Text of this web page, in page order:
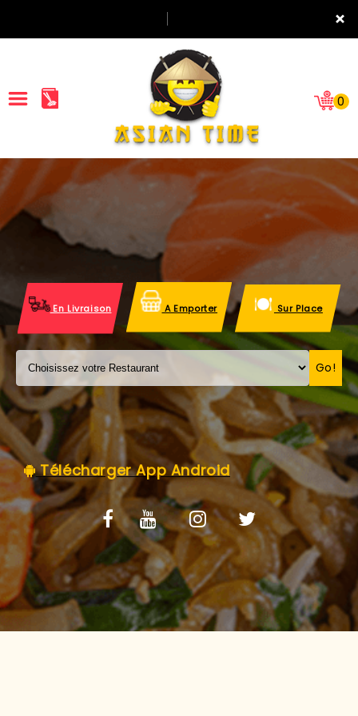
×
ACCUEIL
LA CARTE
VOS AVIS
MENTIONS LÉGALES
C.G.V
0
En Livraison A Emporter Sur Place
Go!
Télécharger App Android